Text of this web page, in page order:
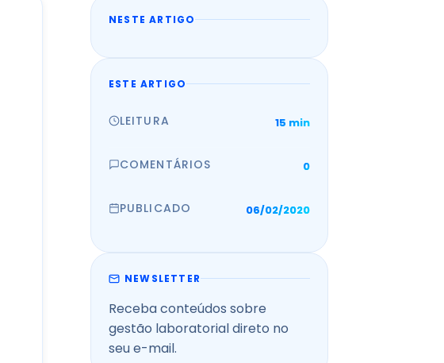
NESTE ARTIGO
ESTE ARTIGO
LEITURA 15 min
COMENTÁRIOS 0
PUBLICADO 06/02/2020
NEWSLETTER
Receba conteúdos sobre
gestão laboratorial direto no
seu e-mail.